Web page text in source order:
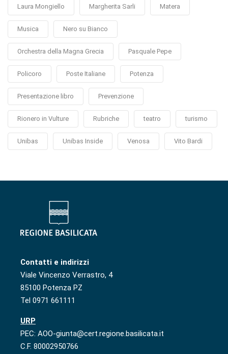
Laura Mongiello Margherita Sarli Matera
Musica Nero su Bianco
Orchestra della Magna Grecia Pasquale Pepe
Policoro Poste Italiane Potenza
Presentazione libro Prevenzione
Rionero in Vulture Rubriche teatro turismo
Unibas Unibas Inside Venosa Vito Bardi
Contatti e indirizzi
Viale Vincenzo Verrastro, 4
85100 Potenza PZ
Tel 0971 661111
URP
PEC: AOO-giunta@cert.regione.basilicata.it
C.F. 80002950766